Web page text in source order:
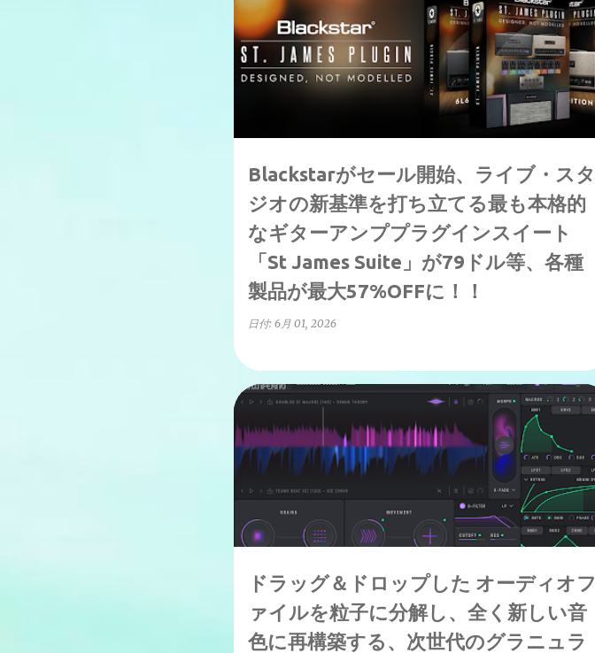
Blackstarがセール開始、ライブ・スタ
ジオの新基準を打ち立てる最も本格的
なギターアンププラグインスイート
「St James Suite」が79ドル等、各種
製品が最大57%OFFに！！
日付: 6月 01, 2026
↑50%OFF
ドラッグ＆ドロップした オーディオフ
ァイルを粒子に分解し、全く新しい音
色に再構築する、次世代のグラニュラ